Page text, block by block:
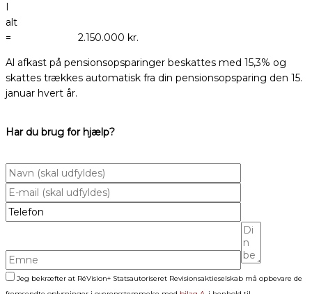
= 2.150.000 kr.
Al afkast på pensionsopsparinger beskattes med 15,3% og
skattes trækkes automatisk fra din pensionsopsparing den 15.
januar hvert år.
Har du brug for hjælp?
Jeg bekræfter at RéVision+ Statsautoriseret Revisionsaktieselskab må opbevare de